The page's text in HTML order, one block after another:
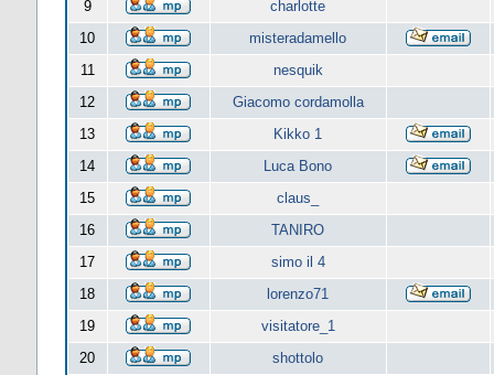
9
charlotte
10
misteradamello
11
nesquik
12
Giacomo cordamolla
13
Kikko 1
14
Luca Bono
15
claus_
16
TANIRO
17
simo il 4
18
lorenzo71
19
visitatore_1
20
shottolo